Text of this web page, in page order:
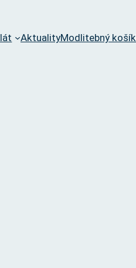
AktualityModlitebný košík